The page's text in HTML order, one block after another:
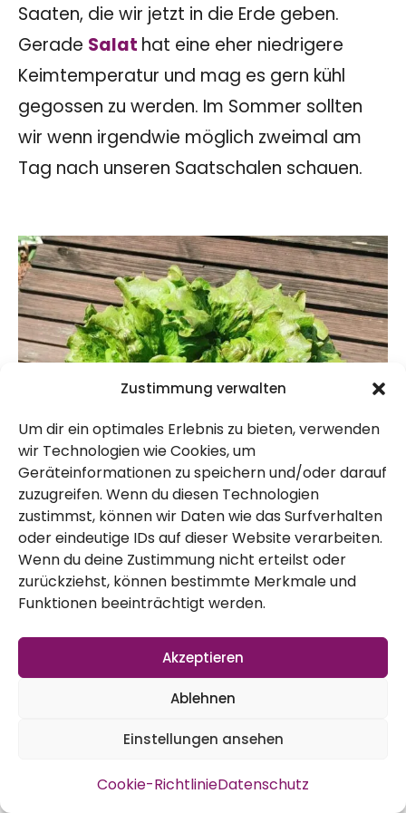
Zustimmung verwalten
Um dir ein optimales Erlebnis zu bieten, verwenden
wir Technologien wie Cookies, um
Geräteinformationen zu speichern und/oder darauf
zuzugreifen. Wenn du diesen Technologien
zustimmst, können wir Daten wie das Surfverhalten
oder eindeutige IDs auf dieser Website verarbeiten.
Wenn du deine Zustimmung nicht erteilst oder
zurückziehst, können bestimmte Merkmale und
Funktionen beeinträchtigt werden.
Akzeptieren
Ablehnen
Einstellungen ansehen
Cookie-RichtlinieDatenschutz
Saaten, die wir jetzt in die Erde geben.
Gerade Salat hat eine eher niedrigere
Keimtemperatur und mag es gern kühl
gegossen zu werden. Im Sommer sollten
wir wenn irgendwie möglich zweimal am
Tag nach unseren Saatschalen schauen.